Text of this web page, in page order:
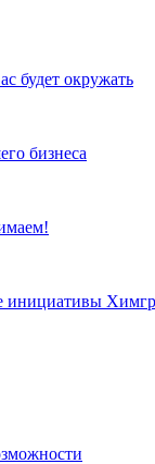
будет окружать
бизнеса
инициативы